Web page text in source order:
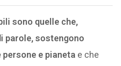
sono quelle che,
parole, sostengono
persone e pianeta e che